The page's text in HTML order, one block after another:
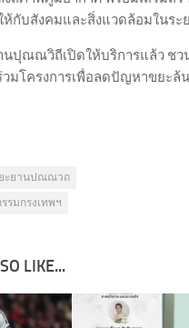
กับสังคมและสิ่งแวดล้อมในระ
นปุณณวิถีเปิดให้บริการแล้ว ช
มโครงการเพื่อลดปัญหาขยะล้
ะยานปณณวถ
รมกรงเทพฯ
LIKE...